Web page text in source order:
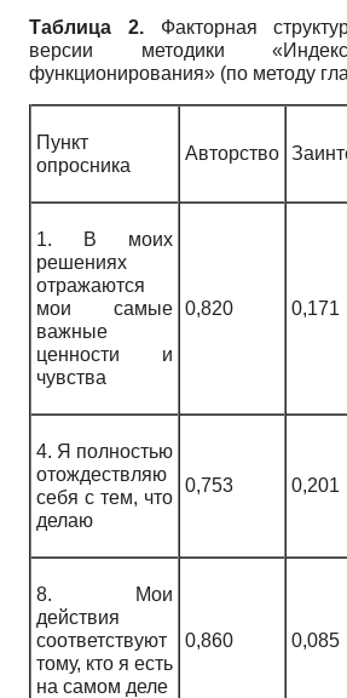
Таблица 2.Факторная
версии методики
функционирования» (по методу
Пункт
опросника
Авторство
1. В моих
решениях
отражаются
мои самые
важные
ценности и
чувства
0,820 0,171
4. Я полностью
отождествляю
себя с тем, что
делаю
0,753 0,201
8. Мои
действия
соответствуют
тому, кто я есть
на самом деле
0,860 0,085